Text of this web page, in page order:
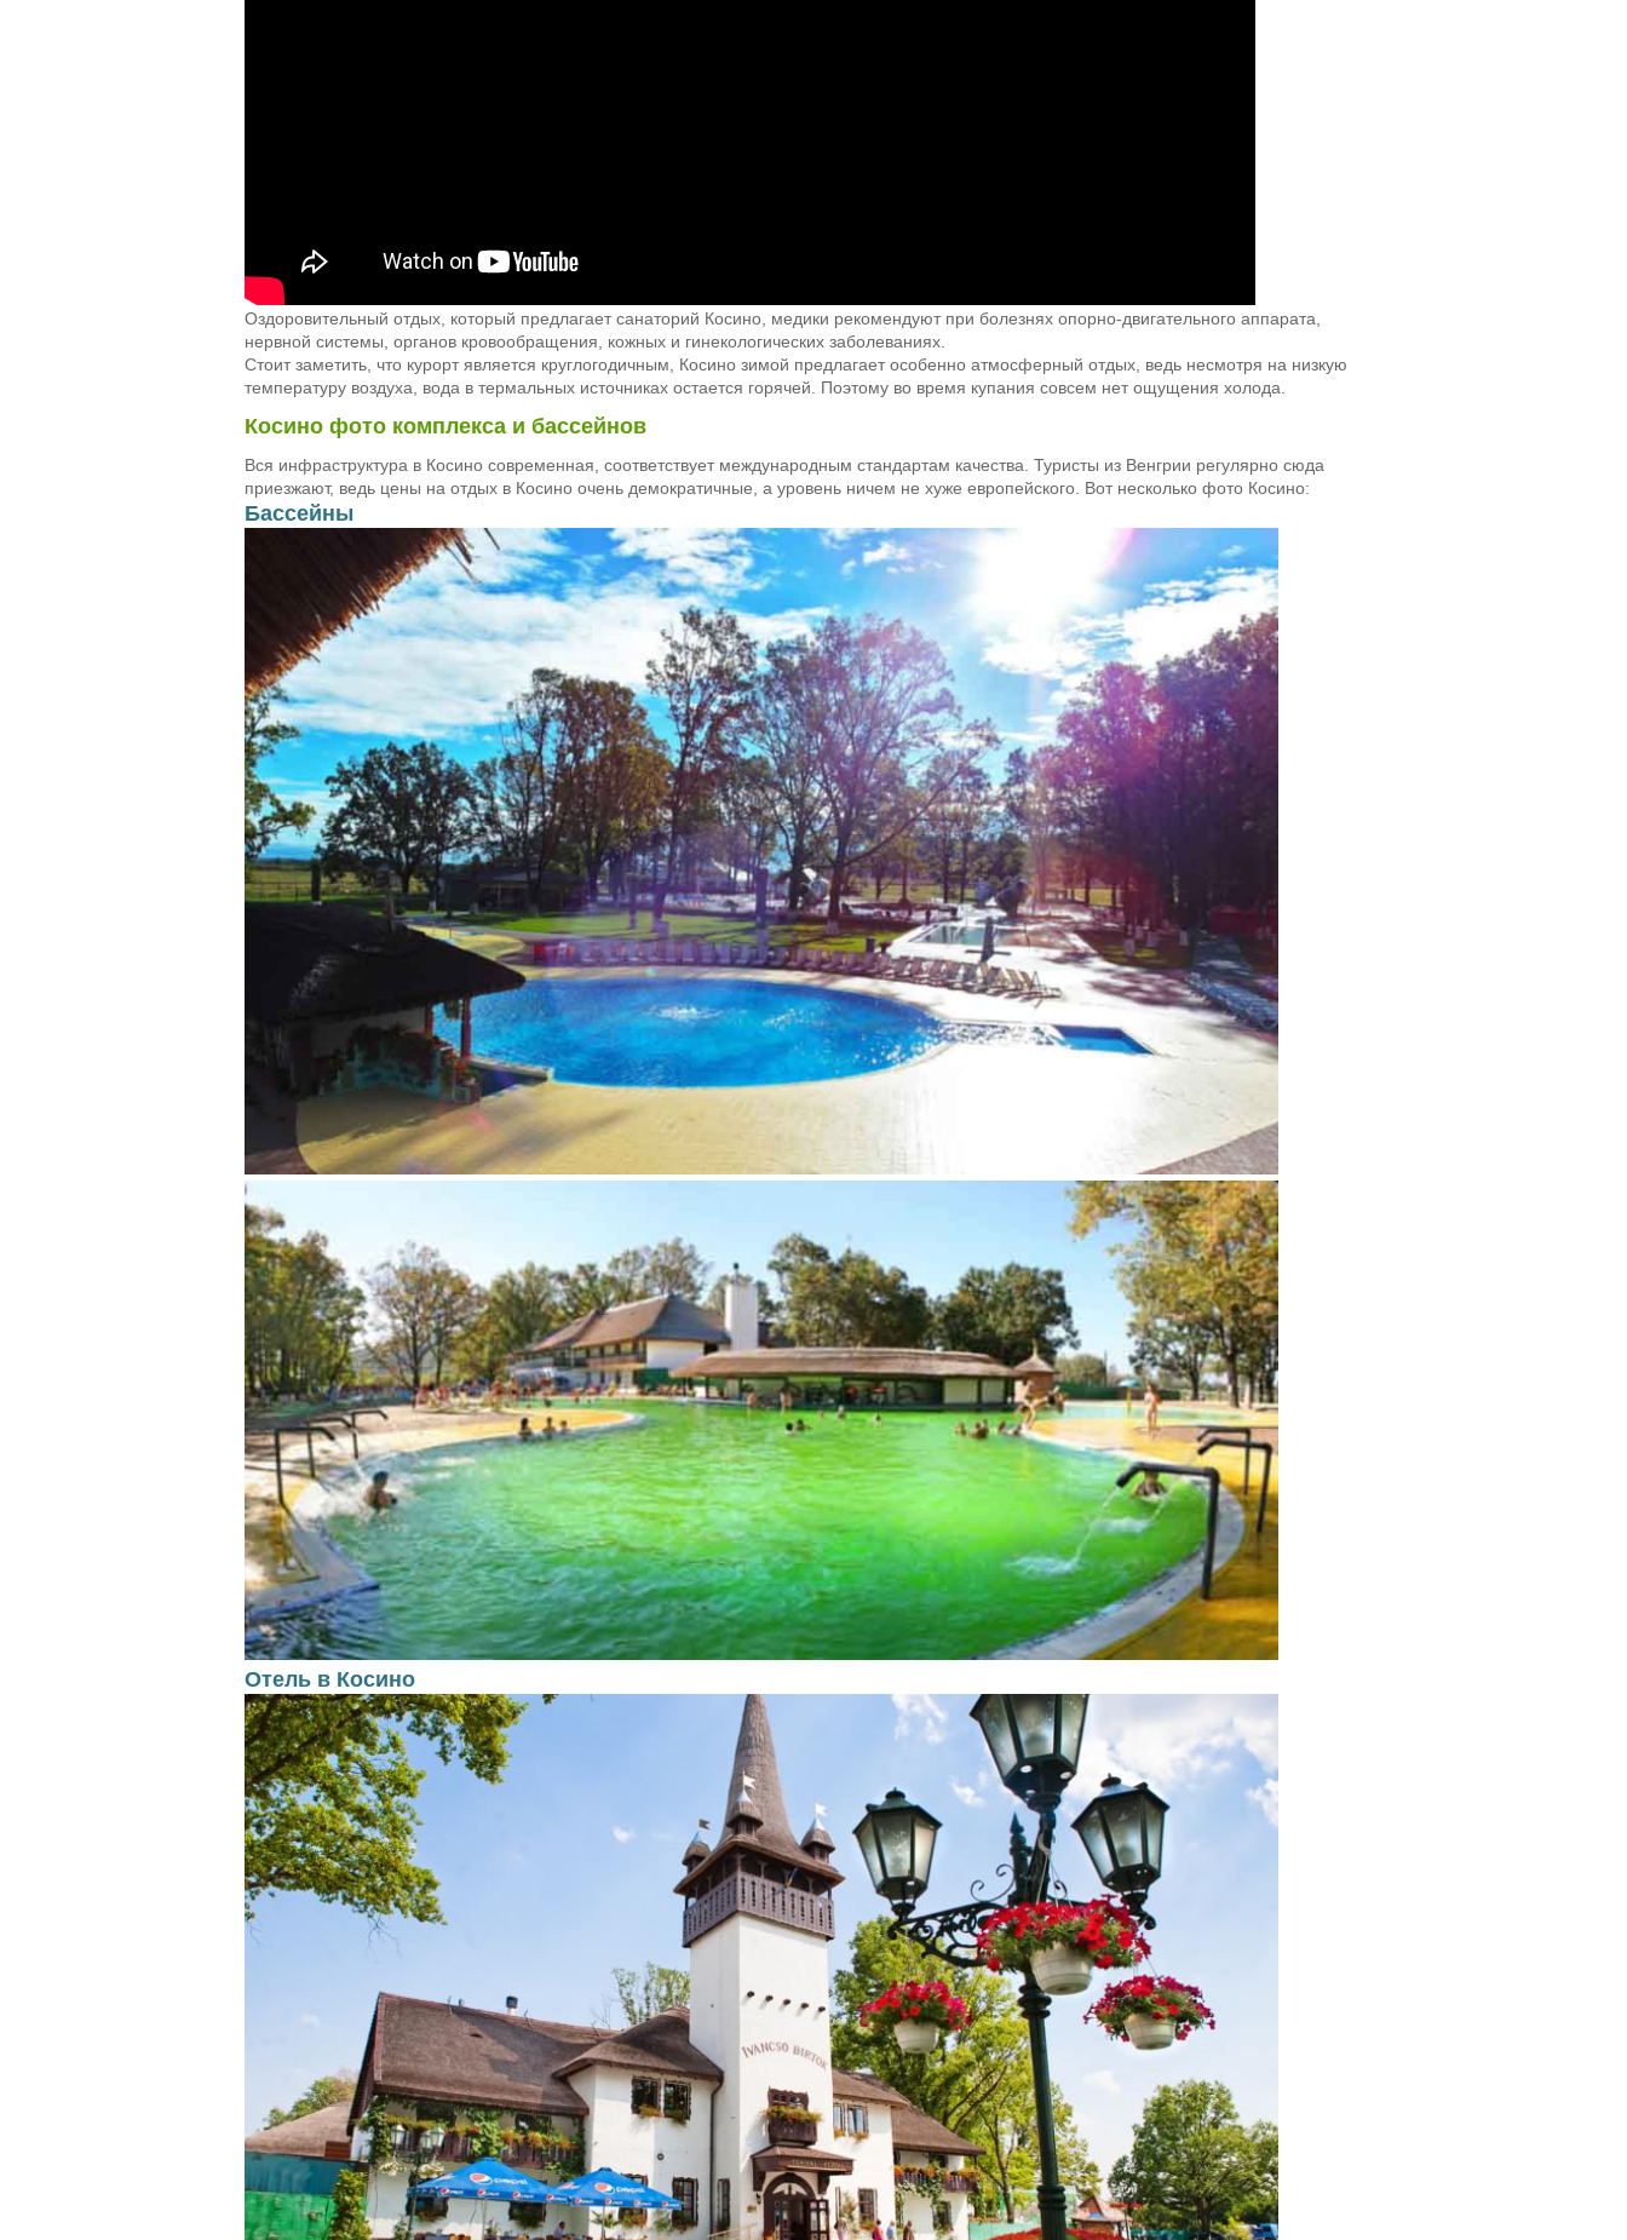
Оздоровительный отдых, который предлагает санаторий Косино, медики рекомендуют при болезнях опорно-двигательного аппарата,
нервной системы, органов кровообращения, кожных и гинекологических заболеваниях.
Стоит заметить, что курорт является круглогодичным, Косино зимой предлагает особенно атмосферный отдых, ведь несмотря на низкую
температуру воздуха, вода в термальных источниках остается горячей. Поэтому во время купания совсем нет ощущения холода.
Косино фото комплекса и бассейнов
Вся инфраструктура в Косино современная, соответствует международным стандартам качества. Туристы из Венгрии регулярно сюда
приезжают, ведь цены на отдых в Косино очень демократичные, а уровень ничем не хуже европейского. Вот несколько фото Косино:
Бассейны
Отель в Косино